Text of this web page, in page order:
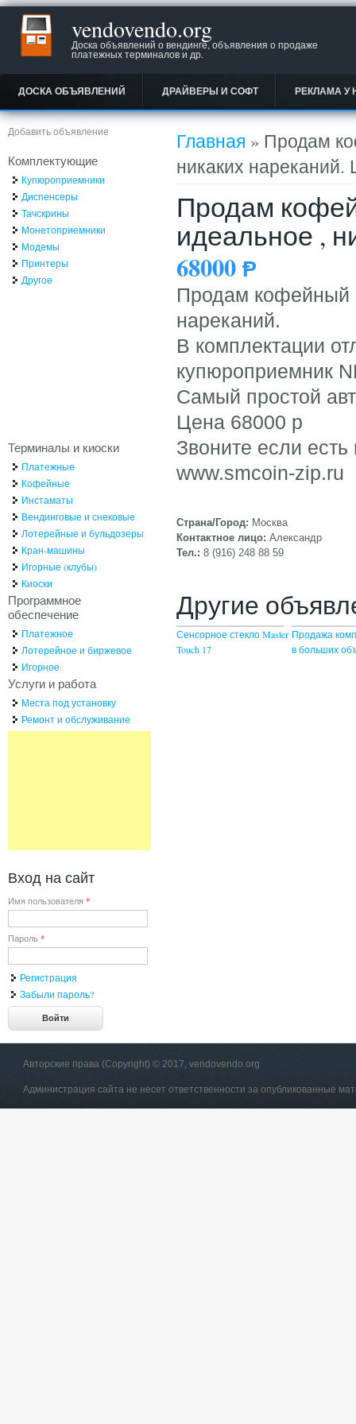
vendovendo.org
Доска объявлений о вендинге, объявления о продаже
платежных терминалов и др.
ДОСКА ОБЪЯВЛЕНИЙ ДРАЙВЕРЫ И СОФТ РЕКЛАМА У
Вы здесь
Главная » Продам
никаких нареканий.
Продам
идеальное ,
68000 Ᵽ
Продам кофейный
нареканий.
В комплектации
купюроприемник
Самый простой
Цена 68000 р
Звоните если
www.smcoin-zip.ru
Страна/Город: Москва
Контактное лицо: Александр
Тел.: 8 (916) 248 88 59
Другие
Сенсорное стекло Master
Touch 17
Продажа
в больших
Добавить объявление
Комплектующие
Купюроприемники
Диспенсеры
Тачскрины
Монетоприемники
Модемы
Принтеры
Другое
Терминалы и киоски
Платежные
Кофейные
Инстаматы
Вендинговые и снековые
Лотерейные и бульдозеры
Кран-машины
Игорные (клубы)
Киоски
Программное
обеспечение
Платежное
Лотерейное и биржевое
Игорное
Услуги и работа
Места под установку
Ремонт и обслуживание
Вход на сайт
Имя пользователя *
Пароль *
Регистрация
Забыли пароль?
Авторские права (Copyright) © 2017, vendovendo.org
Администрация сайта не несет ответственности за опубликованные